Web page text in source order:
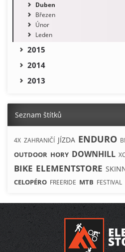
Duben
Březen
Únor
Leden
2015
2014
2013
Seznam štítků
4X ZAHRANIČÍ JÍZDA ENDURO
OUTDOOR HORY DOWNHILL XC
BIKE ELEMENTSTORE
CELOPÉRO FREERIDE MTB FESTIVAL